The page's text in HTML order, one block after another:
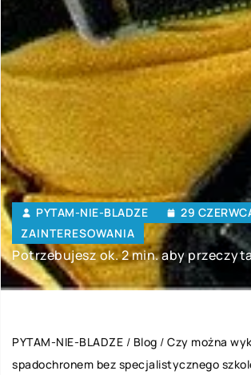
PYTAM-NIE-BLADZE
29
ZAINTERESOWANIA
Potrzebujesz ok. 2 min. aby
PYTAM-NIE-BLADZE / Blog / Czy można
spadochronem bez specjalistycznego